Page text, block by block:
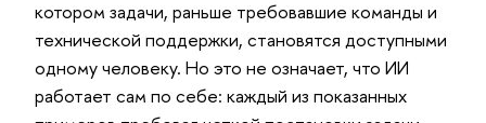
котором задачи, раньше требовавшие команды и
технической поддержки, становятся доступными
одному человеку. Но это не означает, что ИИ
работает сам по себе: каждый из показанных